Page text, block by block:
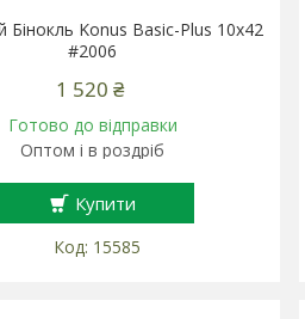
Бінокль Konus Basic-Plus 10x42
#2006
1 520 ₴
Готово до відправки
Оптом і в роздріб
Купити
15585